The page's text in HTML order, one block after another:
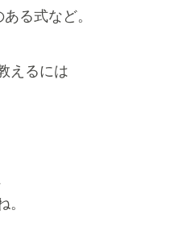
る式など。
えるには
。